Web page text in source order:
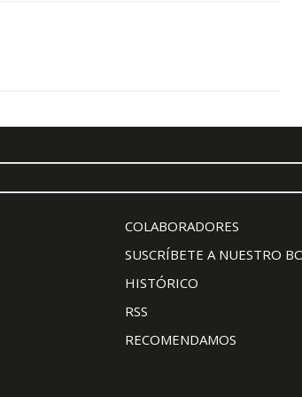
COLABORADORES
SUSCRÍBETE A NUESTRO
HISTÓRICO
RSS
RECOMENDAMOS